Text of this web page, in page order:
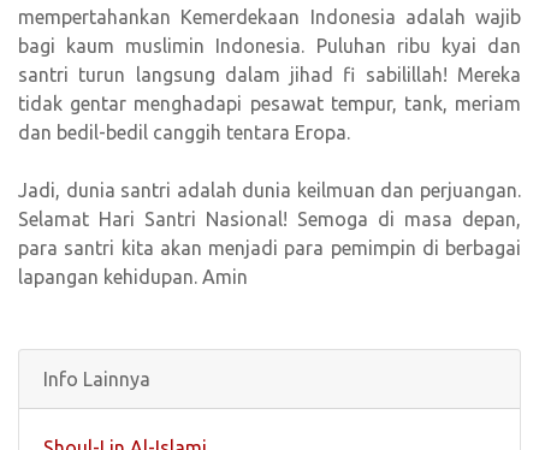
mempertahankan Kemerdekaan Indonesia adalah wajib
bagi kaum muslimin Indonesia. Puluhan ribu kyai dan
santri turun langsung dalam jihad fi sabilillah! Mereka
tidak gentar menghadapi pesawat tempur, tank, meriam
dan bedil-bedil canggih tentara Eropa.
Jadi, dunia santri adalah dunia keilmuan dan perjuangan.
Selamat Hari Santri Nasional! Semoga di masa depan,
para santri kita akan menjadi para pemimpin di berbagai
lapangan kehidupan. Amin
Info Lainnya